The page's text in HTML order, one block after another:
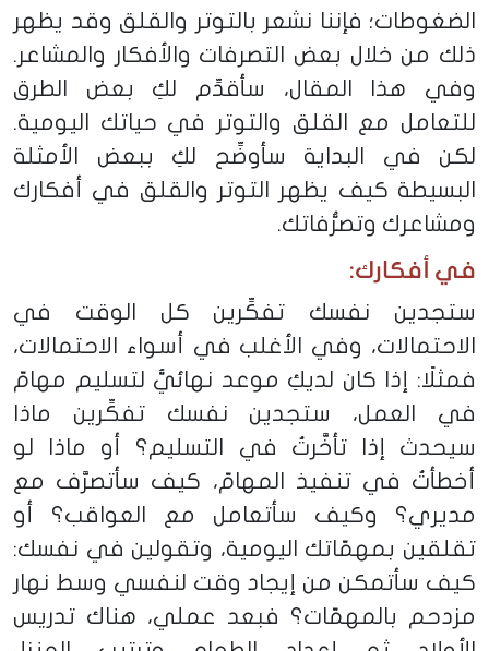
الضغوطات؛ فإننا نشعر بالتوتر والقلق وقد يظهر
ذلك من خلال بعض التصرفات والأفكار والمشاعر.
وفي هذا المقال، سأقدِّم لكِ بعض الطرق
للتعامل مع القلق والتوتر في حياتك اليومية.
لكن في البداية سأوضِّح لكِ ببعض الأمثلة
البسيطة كيف يظهر التوتر والقلق في أفكارك
ومشاعرك وتصرُّفاتك.
في أفكارك:
ستجدين نفسك تفكِّرين كل الوقت في
الاحتمالات، وفي الأغلب في أسواء الاحتمالات،
فمثلًا: إذا كان لديكِ موعد نهائيٌّ لتسليم مهامّ
في العمل، ستجدين نفسك تفكِّرين ماذا
سيحدث إذا تأخَّرتُ في التسليم؟ أو ماذا لو
أخطأتُ في تنفيذ المهامّ، كيف سأتصرَّف مع
مديري؟ وكيف سأتعامل مع العواقب؟ أو
تقلقين بمهمّاتك اليومية، وتقولين في نفسك:
كيف سأتمكن من إيجاد وقت لنفسي وسط نهار
مزدحم بالمهمّات؟ فبعد عملي، هناك تدريس